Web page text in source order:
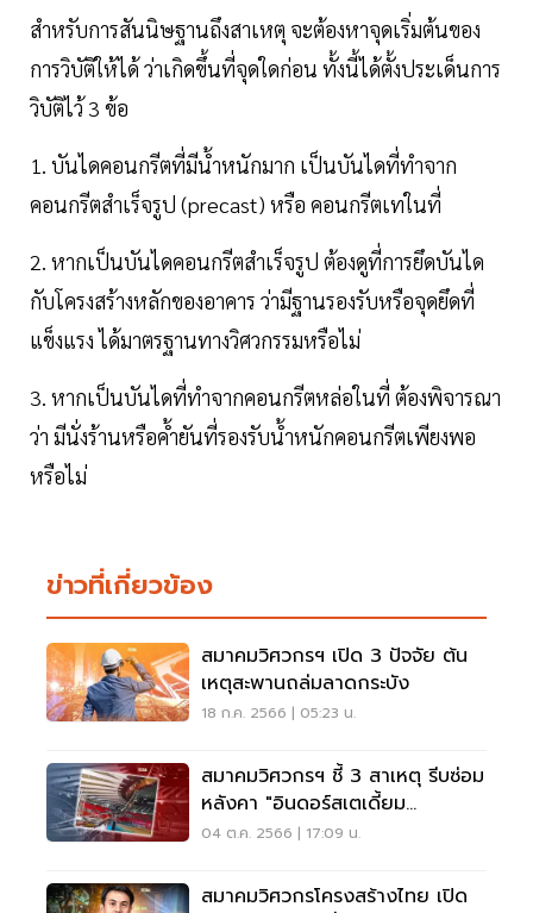
สำหรับการสันนิษฐานถึงสาเหตุ จะต้องหาจุดเริ่มต้นของ
การวิบัติให้ได้ ว่าเกิดขึ้นที่จุดใดก่อน ทั้งนี้ได้ตั้งประเด็นการ
วิบัติไว้ 3 ข้อ
1. บันไดคอนกรีตที่มีน้ำหนักมาก เป็นบันไดที่ทำจาก
คอนกรีตสำเร็จรูป (precast) หรือ คอนกรีตเทในที่
2. หากเป็นบันไดคอนกรีตสำเร็จรูป ต้องดูที่การยึดบันได
กับโครงสร้างหลักของอาคาร ว่ามีฐานรองรับหรือจุดยึดที่
แข็งแรง ได้มาตรฐานทางวิศวกรรมหรือไม่
3. หากเป็นบันไดที่ทำจากคอนกรีตหล่อในที่ ต้องพิจารณา
ว่า มีนั่งร้านหรือค้ำยันที่รองรับน้ำหนักคอนกรีตเพียงพอ
หรือไม่
ข่าวที่เกี่ยวข้อง
สมาคมวิศวกรฯ เปิด 3 ปัจจัย ต้น
เหตุสะพานถล่มลาดกระบัง
18 ก.ค. 2566 | 05:23 น.
สมาคมวิศวกรฯ ชี้ 3 สาเหตุ รีบซ่อม
หลังคา "อินดอร์สเตเดี้ยม
หัวหมาก" ด่วน
04 ต.ค. 2566 | 17:09 น.
สมาคมวิศวกรโครงสร้างไทย เปิด